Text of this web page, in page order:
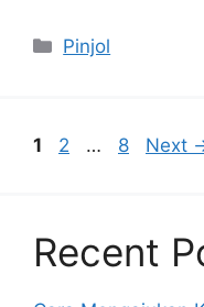
Categories
Pinjol
Page
1 Page
2 … Page
8 Next
Recent